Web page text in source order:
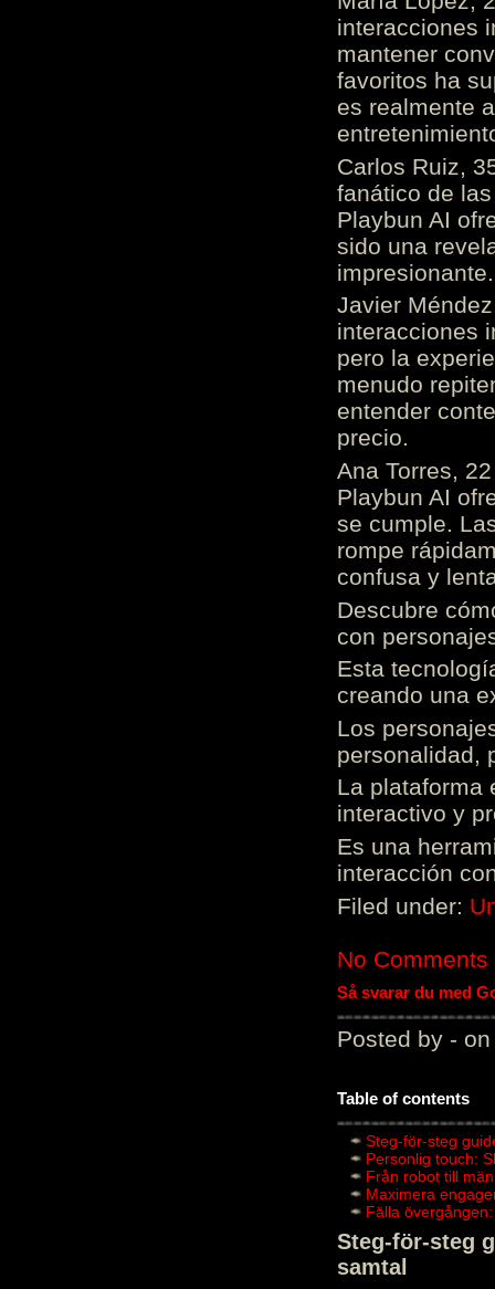
interacciones
mantener
favoritos ha
es realmente
Carlos Ruiz,
fanático de
Playbun AI
sido una
Javier
interacciones
pero la
menudo
entender
precio.
Ana Torres,
Playbun AI
se cumple.
rompe
confusa y
Descubre
con
Esta
creando una
Los
personalidad,
La plataforma
interactivo y
Es una
interacción
Filed under:
No Comments
Så svarar du med
Posted by - on
Table of contents
Steg-för-steg
Personlig touch:
Från robot till
Maximera
Fälla
Steg-för-steg
samtal